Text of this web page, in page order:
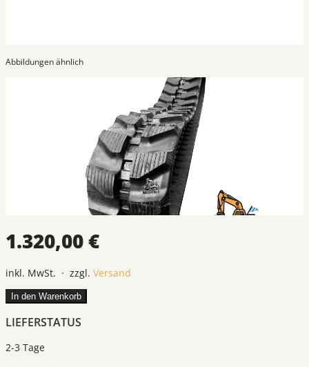
Abbildungen ähnlich
1.320,00 €
inkl. MwSt. · zzgl. Versand
In den Warenkorb
LIEFERSTATUS
2-3 Tage